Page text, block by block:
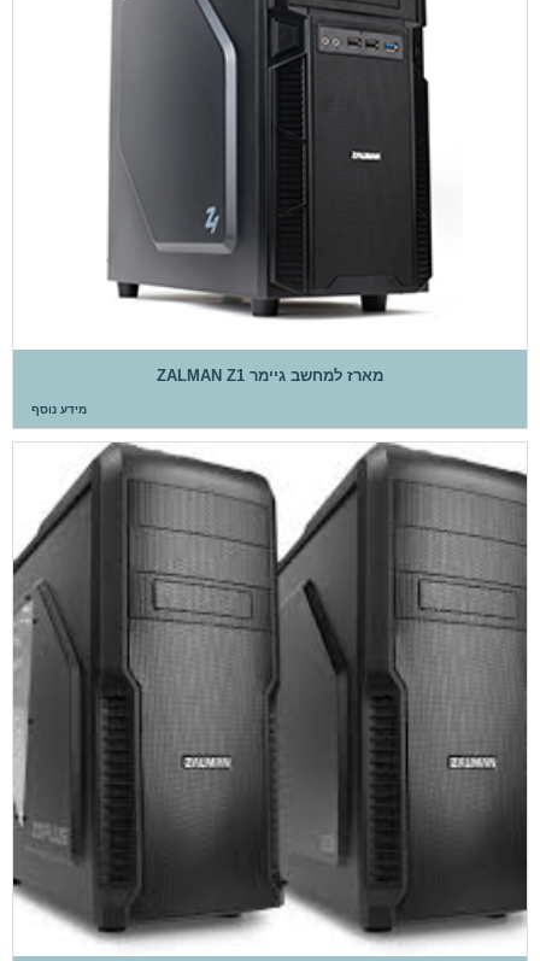
מארז למחשב גיימר ZALMAN Z1
מידע נוסף